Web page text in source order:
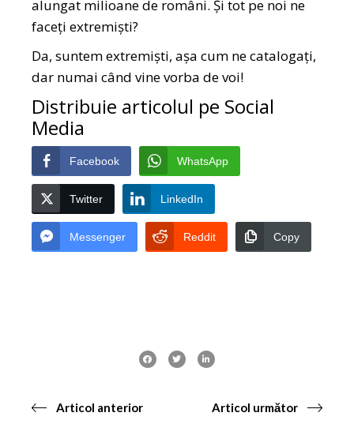
alungat milioane de români. Și tot pe noi ne
faceți extremiști?
Da, suntem extremiști, așa cum ne catalogați,
dar numai când vine vorba de voi!
Distribuie articolul pe Social
Media
Facebook WhatsApp
Twitter LinkedIn
Messenger Reddit Copy
Articol anterior Articol următor